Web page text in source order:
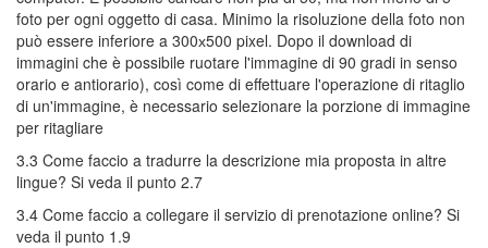
foto per ogni oggetto di casa. Minimo la risoluzione della foto non
può essere inferiore a 300х500 pixel. Dopo il download di
immagini che è possibile ruotare l'immagine di 90 gradi in senso
orario e antiorario), così come di effettuare l'operazione di ritaglio
di un'immagine, è necessario selezionare la porzione di immagine
per ritagliare
3.3 Come faccio a tradurre la descrizione mia proposta in altre
lingue? Si veda il punto 2.7
3.4 Come faccio a collegare il servizio di prenotazione online? Si
veda il punto 1.9